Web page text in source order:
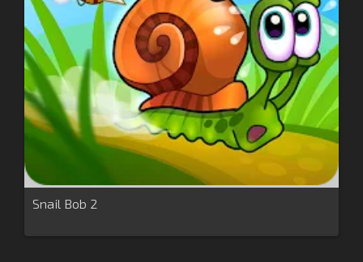
Snail Bob 2